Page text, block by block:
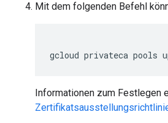
Mit dem folgenden Befehl
gcloud privateca pools
Informationen zum Festlegen